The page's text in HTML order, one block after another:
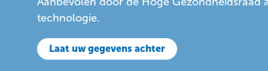
technologie.
Laat uw gegevens achter